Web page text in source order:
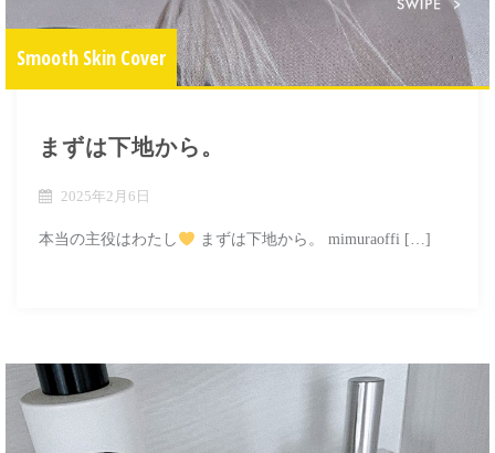
Smooth Skin Cover
まずは下地から。
2025年2月6日
本当の主役はわたし まずは下地から。 mimuraoffi […]